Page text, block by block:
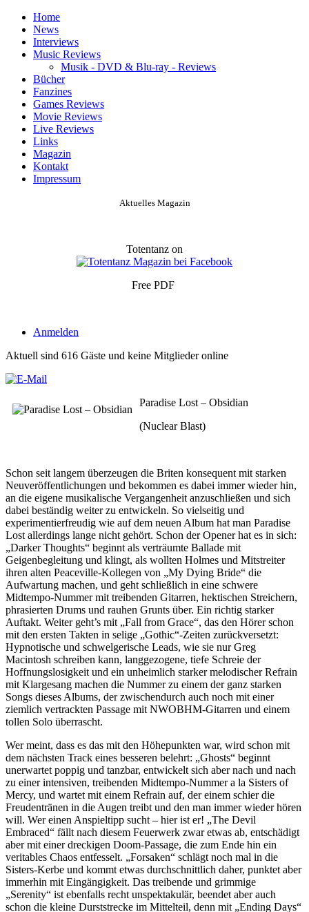
Home
News
Interviews
Music Reviews
Musik - DVD & Blu-ray - Reviews
Bücher
Fanzines
Games Reviews
Movie Reviews
Live Reviews
Links
Magazin
Kontakt
Impressum
Aktuelles Magazin
Totentanz on
Free PDF
Anmelden
Aktuell sind 616 Gäste und keine Mitglieder online
Paradise Lost – Obsidian
(Nuclear Blast)
Schon seit langem überzeugen die Briten konsequent mit starken
Neuveröffentlichungen und bekommen es dabei immer wieder hin,
an die eigene musikalische Vergangenheit anzuschließen und sich
dabei beständig weiter zu entwickeln. So vielseitig und
experimentierfreudig wie auf dem neuen Album hat man Paradise
Lost allerdings lange nicht gehört. Schon der Opener hat es in sich:
„Darker Thoughts“ beginnt als verträumte Ballade mit
Geigenbegleitung und klingt, als wollten Holmes und Mitstreiter
ihren alten Peaceville-Kollegen von „My Dying Bride“ die
Aufwartung machen, und geht schließlich in eine schwere
Midtempo-Nummer mit treibenden Gitarren, hektischen Streichern,
phrasierten Drums und rauhen Grunts über. Ein richtig starker
Auftakt. Weiter geht’s mit „Fall from Grace“, das den Hörer schon
mit den ersten Takten in selige „Gothic“-Zeiten zurückversetzt:
Hypnotische und schwelgerische Leads, wie sie nur Greg
Macintosh schreiben kann, langgezogene, tiefe Schreie der
Hoffnungslosigkeit und ein unheimlich starker melodischer Refrain
mit Klargesang machen die Nummer zu einem der ganz starken
Songs dieses Albums, der zwischendurch auch noch mit einer
ziemlich vertrackten Passage mit NWOBHM-Gitarren und einem
tollen Solo überrascht.
Wer meint, dass es das mit den Höhepunkten war, wird schon mit
dem nächsten Track eines besseren belehrt: „Ghosts“ beginnt
unerwartet poppig und tanzbar, entwickelt sich aber nach und nach
zu einer intensiven, treibenden Midtempo-Nummer a la Sisters of
Mercy, und wartet mit einem Refrain auf, der einem schier die
Freudentränen in die Augen treibt und den man immer wieder hören
will. Wer einen Anspieltipp sucht – hier ist er! „The Devil
Embraced“ fällt nach diesem Feuerwerk zwar etwas ab, entschädigt
aber mit einer dreckigen Doom-Passage, die zum Ende hin ein
veritables Chaos entfesselt. „Forsaken“ schlägt noch mal in die
Sisters-Kerbe und kommt etwas durchschnittlich daher, punktet aber
immerhin mit Eingängigkeit. Das treibende und grimmige
„Serenity“ ist ebenfalls recht unspektakulär, beendet aber auch
schon die kleine Durststrecke im Mittelteil, denn mit „Ending Days“